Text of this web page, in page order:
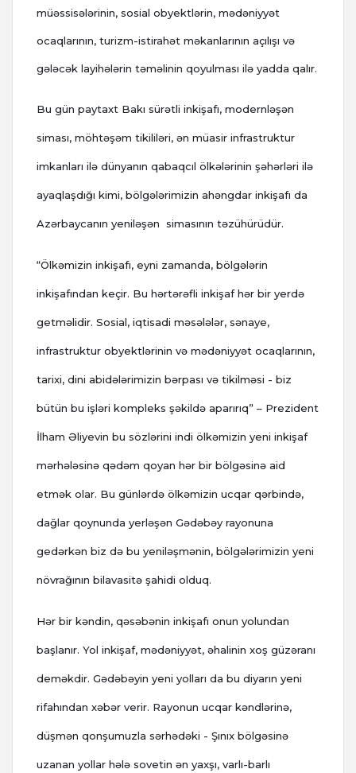
müəssisələrinin, sosial obyektlərin, mədəniyyət
ocaqlarının, turizm-istirahət məkanlarının açılışı və
gələcək layihələrin təməlinin qoyulması ilə yadda qalır.
Bu gün paytaxt Bakı sürətli inkişafı, modernləşən
siması, möhtəşəm tikililəri, ən müasir infrastruktur
imkanları ilə dünyanın qabaqcıl ölkələrinin şəhərləri ilə
ayaqlaşdığı kimi, bölgələrimizin ahəngdar inkişafı da
Azərbaycanın yeniləşən simasının təzühürüdür.
“Ölkəmizin inkişafı, eyni zamanda, bölgələrin
inkişafından keçir. Bu hərtərəfli inkişaf hər bir yerdə
getməlidir. Sosial, iqtisadi məsələlər, sənaye,
infrastruktur obyektlərinin və mədəniyyət ocaqlarının,
tarixi, dini abidələrimizin bərpası və tikilməsi - biz
bütün bu işləri kompleks şəkildə aparırıq” – Prezident
İlham Əliyevin bu sözlərini indi ölkəmizin yeni inkişaf
mərhələsinə qədəm qoyan hər bir bölgəsinə aid
etmək olar. Bu günlərdə ölkəmizin ucqar qərbində,
dağlar qoynunda yerləşən Gədəbəy rayonuna
gedərkən biz də bu yeniləşmənin, bölgələrimizin yeni
növrağının bilavasitə şahidi olduq.
Hər bir kəndin, qəsəbənin inkişafı onun yolundan
başlanır. Yol inkişaf, mədəniyyət, əhalinin xoş güzəranı
deməkdir. Gədəbəyin yeni yolları da bu diyarın yeni
rifahından xəbər verir. Rayonun ucqar kəndlərinə,
düşmən qonşumuzla sərhədəki - Şınıx bölgəsinə
uzanan yollar hələ sovetin ən yaxşı, varlı-barlı